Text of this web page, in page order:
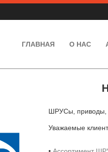
ГЛАВНАЯ
О НАС
ШРУСы, приводы,
Уважаемые